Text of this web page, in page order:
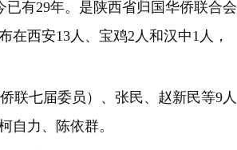
有29年。是陕西省归国华侨联合会
在西安13人、宝鸡2人和汉中1人，
联七届委员）、张民、赵新民等9人
自力、陈依群。